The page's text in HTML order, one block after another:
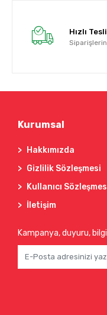
Hızlı
Kurumsal
Hakkımızda
Gizlilik Sözleşmesi
Kullanıcı
İletişim
Kampanya, duyuru,